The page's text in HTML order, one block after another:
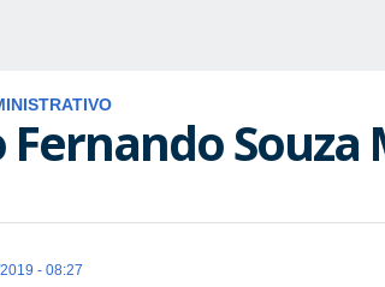
Fernando
- 08:27